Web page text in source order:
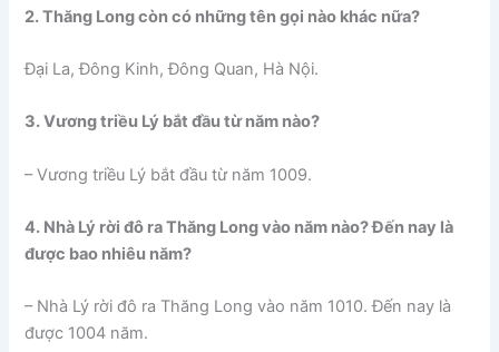
2. Thăng Long còn có những tên gọi nào khác nữa?
Đại La, Đông Kinh, Đông Quan, Hà Nội.
3. Vương triều Lý bắt đầu từ năm nào?
– Vương triều Lý bắt đầu từ năm 1009.
4. Nhà Lý rời đô ra Thăng Long vào năm nào? Đến nay là
được bao nhiêu năm?
– Nhà Lý rời đô ra Thăng Long vào năm 1010. Đến nay là
được 1004 năm.